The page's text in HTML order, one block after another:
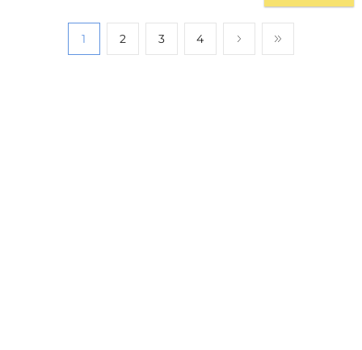
1 2 3 4